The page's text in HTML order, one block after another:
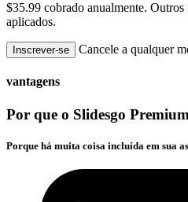
$35.99 cobrado anualmente. Outros
aplicados.
Inscrever-se Cancele a qualquer
vantagens
Por que o Slidesgo
Porque há muita coisa incluída em sua